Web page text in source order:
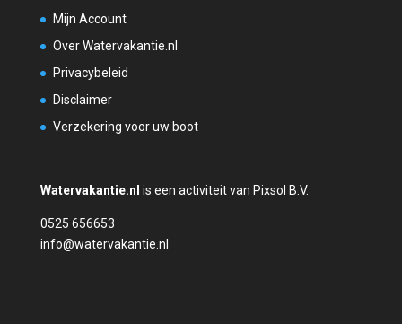
Mijn Account
Over Watervakantie.nl
Privacybeleid
Disclaimer
Verzekering voor uw boot
Watervakantie.nl is een activiteit van Pixsol B.V.
0525 656653
info@watervakantie.nl